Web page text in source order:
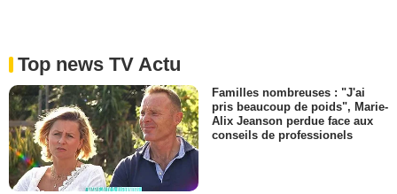
Top news TV Actu
Familles nombreuses : "J'ai
pris beaucoup de poids", Marie-
Alix Jeanson perdue face aux
conseils de professionels